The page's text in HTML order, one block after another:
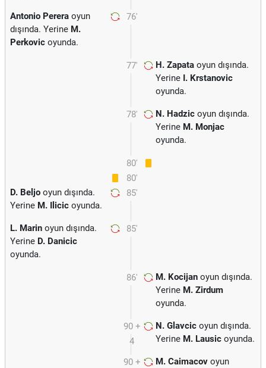
76'
Antonio Perera oyun
dışında. Yerine M.
Perkovic oyunda.
77' H. Zapata oyun dışında.
Yerine I. Krstanovic
oyunda.
78' N. Hadzic oyun dışında.
Yerine M. Monjac
oyunda.
80'
80'
85'
D. Beljo oyun dışında.
Yerine M. Ilicic oyunda.
85'
L. Marin oyun dışında.
Yerine D. Danicic
oyunda.
86' M. Kocijan oyun dışında.
Yerine M. Zirdum
oyunda.
90 +
4
N. Glavcic oyun dışında.
Yerine M. Lausic oyunda.
90 +
M. Caimacov oyun